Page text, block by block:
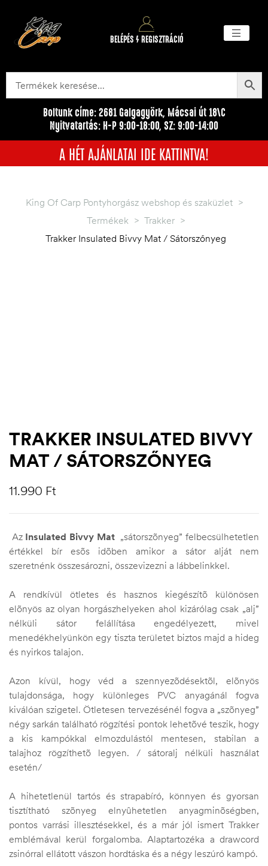
BELÉPÉS / REGISZTRÁCIÓ
Boltunk címe: 2681 Galgagyörk, Mácsai út 18\C
Nyitvatartás: H-P 9:00-18:00, SZ: 9:00-14:00
A HÉT AJÁNLATAI IDE KATTINTVA!
King Of Carp Pontyhorgász webshop és szaküzlet >
Termékek > Trakker >
Trakker Insulated Bivvy Mat / Sátorszőnyeg
TRAKKER INSULATED BIVVY
MAT / SÁTORSZŐNYEG
11.990 Ft
Az Insulated Bivvy Mat„sátorszõnyeg” felbecsülhetetlen
értékkel bír esõs idõben amikor a sátor alját nem
szeretnénk összesározni, összevizezni a lábbelinkkel.
A rendkívül ötletes és hasznos kiegészítõ különösen
elõnyös az olyan horgászhelyeken ahol kizárólag csak „alj”
nélküli sátor felállítása engedélyezett, mivel
menedékhelyünkön egy tiszta területet biztos majd a hideg
és nyirkos talajon.
Azon kívül, hogy véd a szennyezõdésektõl, elõnyös
tulajdonsága, hogy különleges PVC anyagánál fogva
kiválóan szigetel. Ötletesen tervezésénél fogva a „szõnyeg”
négy sarkán található rögzítési pontok lehetõvé teszik, hogy
a kis kampókkal elmozdulástól mentesen, stabilan a
talajhoz rögzíthetõ legyen. / sátoralj nélküli használat
esetén/
A hihetetlenül tartós és strapabíró, könnyen és gyorsan
tisztítható szõnyeg elnyûhetetlen anyagminõségben,
pontos varrási illesztésekkel, és a már jól ismert Trakker
emblémával kerül forgalomba. Alaptartozéka a drawcord
zsinórral ellátott vászon hordtáska és a négy leszúró kampó.